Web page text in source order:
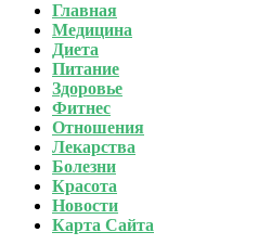
Главная
Медицина
Диета
Питание
Здоровье
Фитнес
Отношения
Лекарства
Болезни
Красота
Новости
Карта Сайта